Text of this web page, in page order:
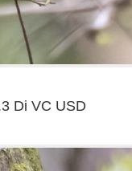
Di VC USD